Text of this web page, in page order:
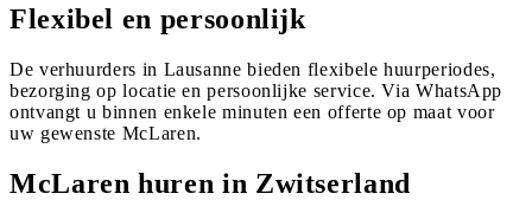
Flexibel en persoonlijk
De verhuurders in Lausanne bieden flexibele huurperiodes,
bezorging op locatie en persoonlijke service. Via WhatsApp
ontvangt u binnen enkele minuten een offerte op maat voor
uw gewenste McLaren.
McLaren huren in Zwitserland